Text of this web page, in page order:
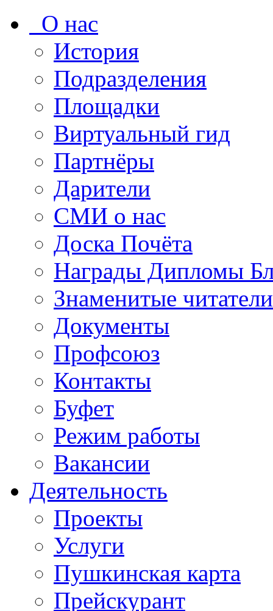
О нас
История
Подразделения
Площадки
Виртуальный гид
Партнёры
Дарители
СМИ о нас
Доска Почёта
Награды Дипломы
Знаменитые
Документы
Профсоюз
Контакты
Буфет
Режим работы
Вакансии
Деятельность
Проекты
Услуги
Пушкинская карта
Прейскурант